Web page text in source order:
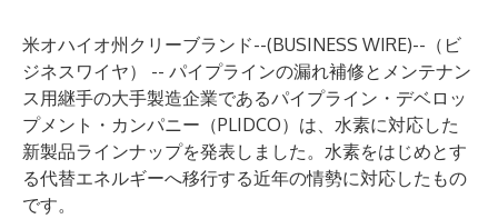
米オハイオ州クリーブランド--(BUSINESS WIRE)-- （ビ
ジネスワイヤ） -- パイプラインの漏れ補修とメンテナン
ス用継手の大手製造企業であるパイプライン・デベロッ
プメント・カンパニー （PLIDCO）は、水素に対応した
新製品ラインナップを発表しました。水素をはじめとす
る代替エネルギーへ移行する近年の情勢に対応したもの
です。